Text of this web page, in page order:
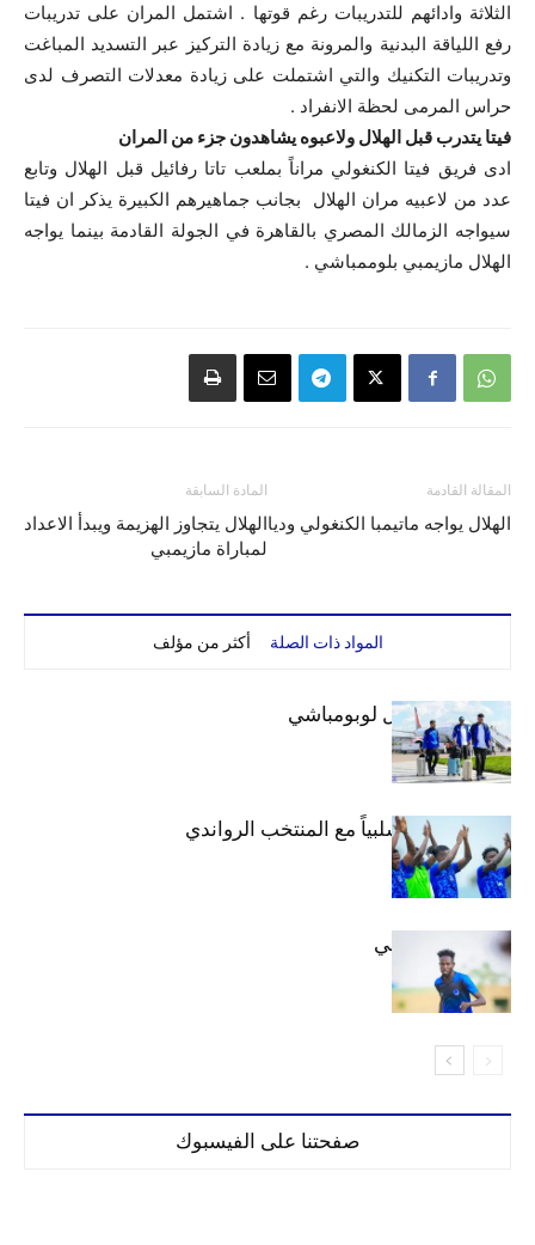
الثلاثة وادائهم للتدريبات رغم قوتها . اشتمل المران على تدريبات
رفع اللياقة البدنية والمرونة مع زيادة التركيز عبر التسديد المباغت
وتدريبات التكنيك والتي اشتملت على زيادة معدلات التصرف لدى
حراس المرمى لحظة الانفراد .
فيتا يتدرب قبل الهلال ولاعبوه يشاهدون جزء من المران
ادى فريق فيتا الكنغولي مراناً بملعب تاتا رفائيل قبل الهلال وتابع
عدد من لاعبيه مران الهلال بجانب جماهيرهم الكبيرة يذكر ان فيتا
سيواجه الزمالك المصري بالقاهرة في الجولة القادمة بينما يواجه
الهلال مازيمبي بلوممباشي .
المادة السابقة
الهلال يتجاوز الهزيمة ويبدأ الاعداد
لمباراة مازيمبي
المقالة القادمة
الهلال يواجه ماتيمبا الكنغولي وديا
المواد ذات الصلة أكثر من مؤلف
بعثة الهلال تصل لوبومباشي
الهلال يتعادل سلبياً مع المنتخب الرواندي
إعدادياً
كنن يصل كيجالي
صفحتنا على الفيسبوك